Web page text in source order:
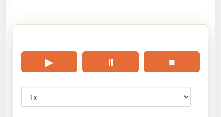
▶ ⏸ ■